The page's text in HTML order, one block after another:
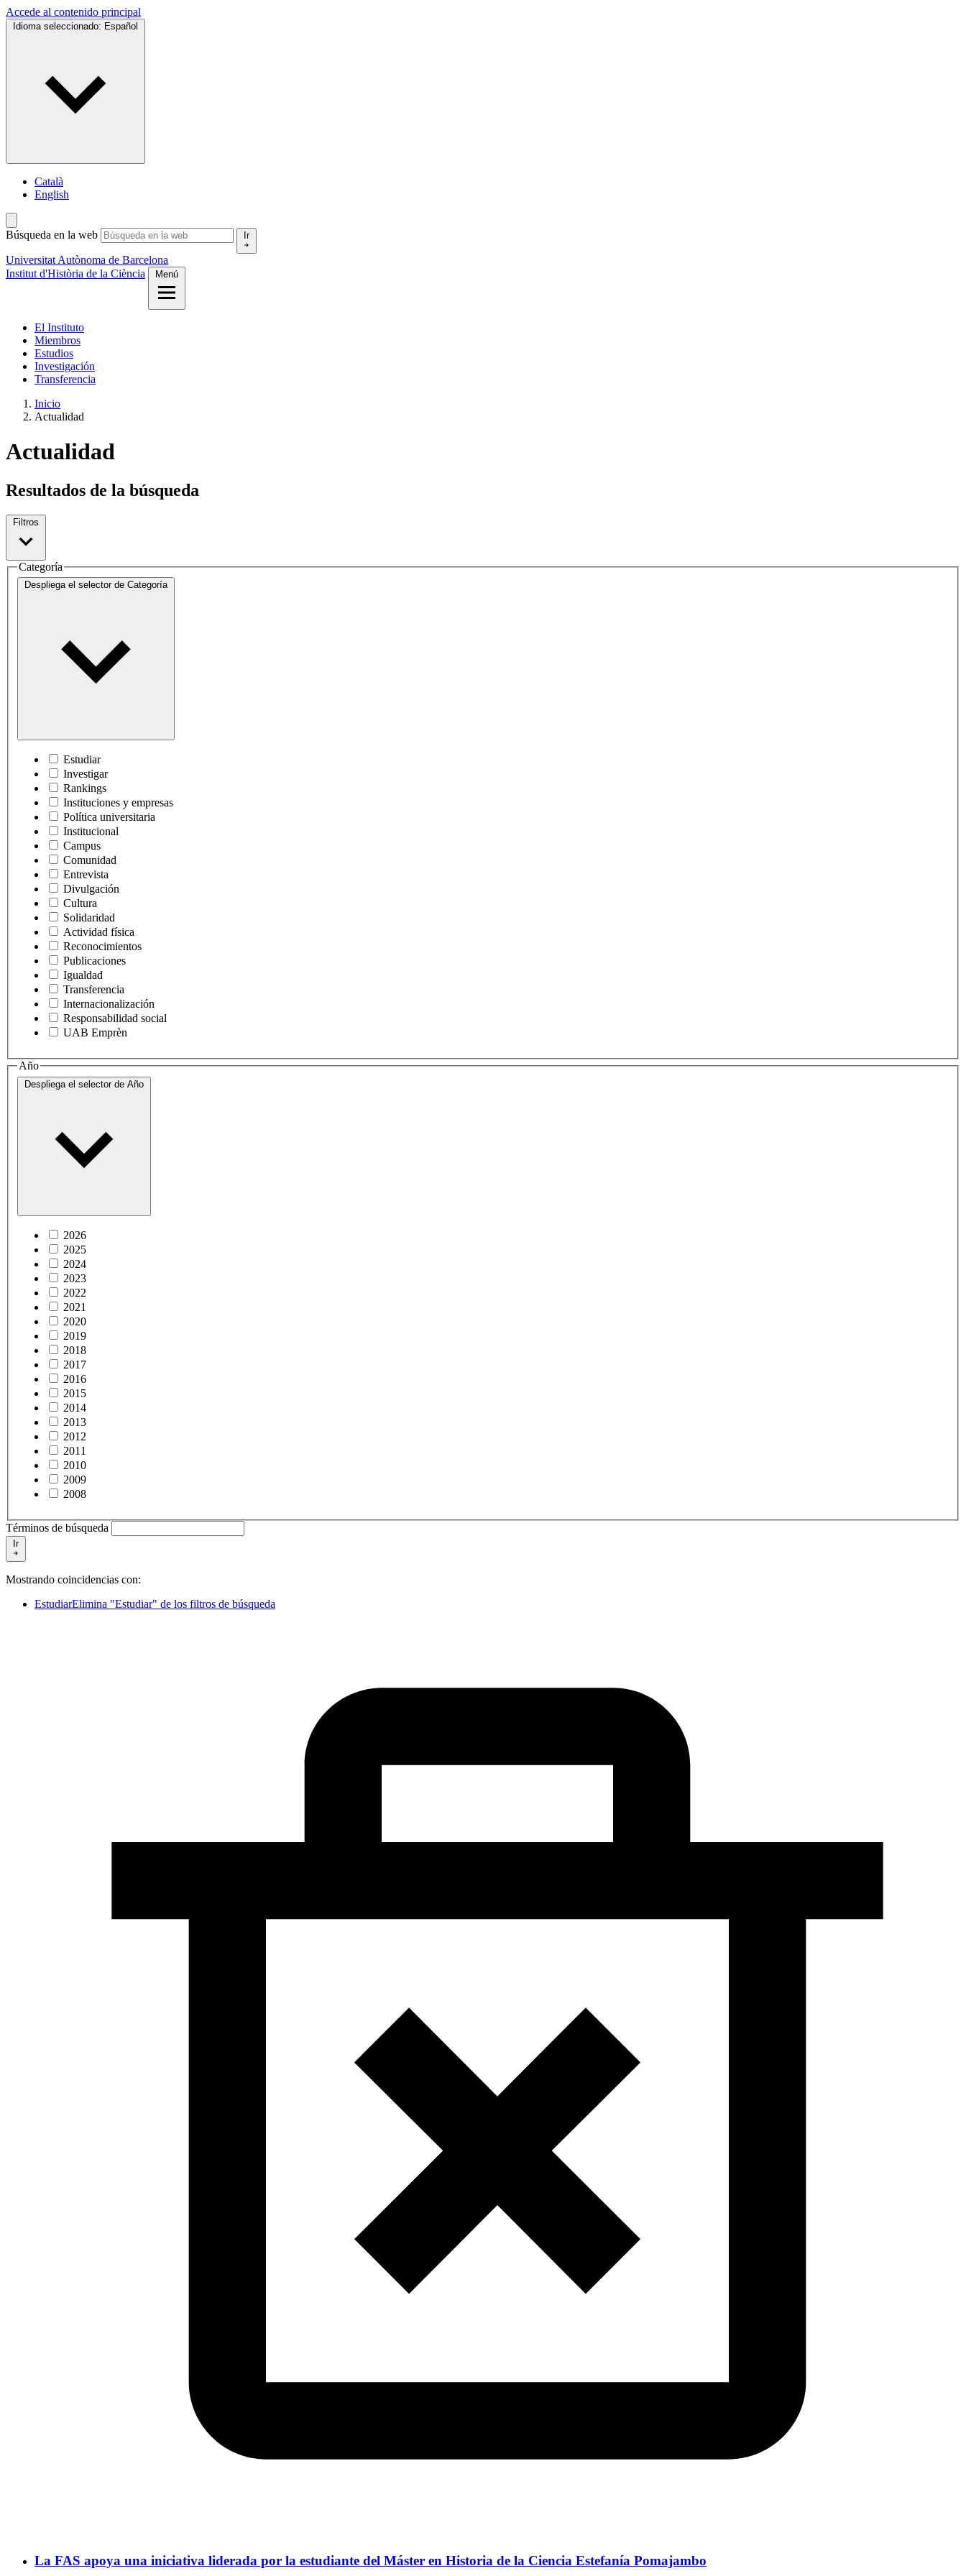
Accede al contenido principal
Idioma seleccionado: Español
Català
English
Búsqueda en la web Ir
Universitat Autònoma de Barcelona
Institut d'Història de la Ciència
Menú
El Instituto
Miembros
Estudios
Investigación
Transferencia
Inicio
Actualidad
Actualidad
Resultados de la búsqueda
Filtros
Categoría
Despliega el selector de Categoría
Estudiar
Investigar
Rankings
Instituciones y empresas
Política universitaria
Institucional
Campus
Comunidad
Entrevista
Divulgación
Cultura
Solidaridad
Actividad física
Reconocimientos
Publicaciones
Igualdad
Transferencia
Internacionalización
Responsabilidad social
UAB Emprèn
Año
Despliega el selector de Año
2026
2025
2024
2023
2022
2021
2020
2019
2018
2017
2016
2015
2014
2013
2012
2011
2010
2009
2008
Términos de búsqueda
Ir
Mostrando coincidencias con:
EstudiarElimina "Estudiar" de los filtros de búsqueda
La FAS apoya una iniciativa liderada por la estudiante del Máster en Historia de la Ciencia Estefanía Pomajambo